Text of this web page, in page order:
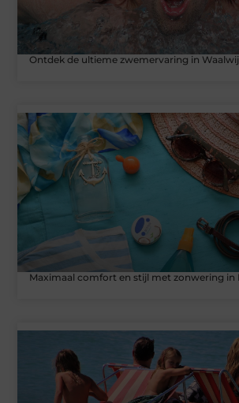
Ontdek de ultieme zwemervaring in
Maximaal comfort en stijl met zonwering in